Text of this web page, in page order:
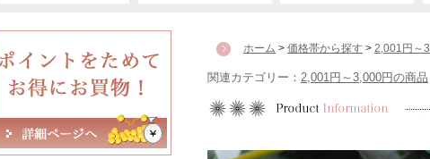
ホーム > 価格帯から探す > 2,001円～
関連カテゴリー： 2,001円～3,000円の商品